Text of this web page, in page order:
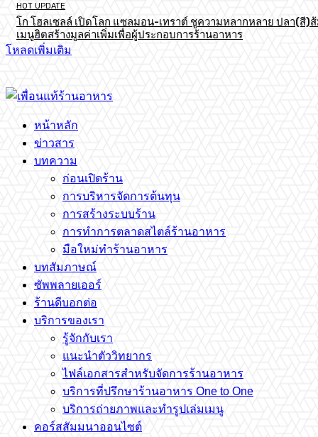
HOT UPDATE
โก โฮลเซลล์ เปิดโลก แซลมอน-เทราต์ ชูความหลากหลาย ปลา(สี)
เมนูฮิตสร้างมูลค่าเพิ่มเพื่อผู้ประกอบการร้านอาหาร
โหลดเพิ่มเติม
หน้าหลัก
ข่าวสาร
บทความ
ก่อนเปิดร้าน
การบริหารจัดการต้นทุน
การสร้างระบบร้าน
การทำการตลาดสไตล์ร้านอาหาร
มือใหม่ทำร้านอาหาร
บทสัมภาษณ์
ซัพพลายเออร์
ร้านดีบอกต่อ
บริการของเรา
รู้จักกับเรา
แนะนำตัววิทยากร
ไฟล์เอกสารสำหรับจัดการร้านอาหาร
บริการที่ปรึกษาร้านอาหาร One to One
บริการถ่ายภาพและทำรูปเล่มเมนู
คอร์สสัมมนาออนไซต์